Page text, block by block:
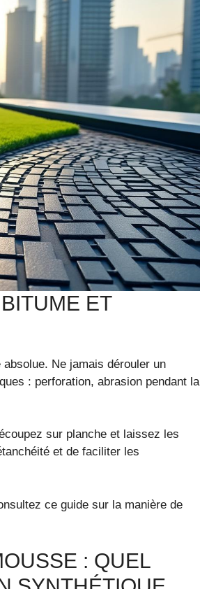
ET
Ne jamais dérouler un
: perforation, abrasion pendant la
sur planche et laissez les
et de faciliter les
ce guide sur la manière de
: QUEL